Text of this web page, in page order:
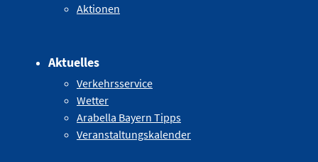
Aktionen
Aktuelles
Verkehrsservice
Wetter
Arabella Bayern Tipps
Veranstaltungskalender